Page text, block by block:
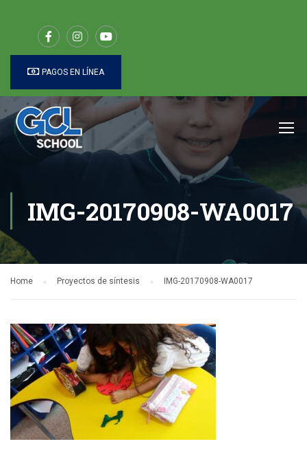
PAGOS EN LÍNEA
IMG-20170908-WA0017
Home Proyectos de síntesis IMG-20170908-WA0017